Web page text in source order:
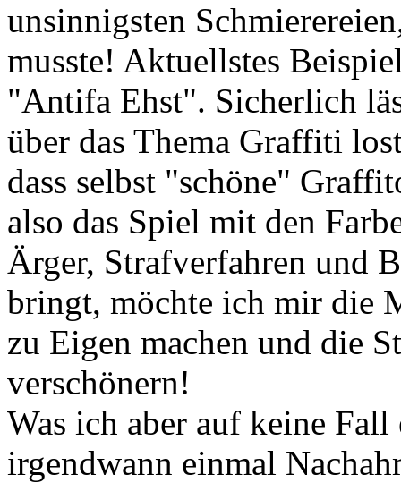
unsinnigsten
musste! Aktuellstes
"Antifa Ehst". Sicherlich
über das Thema Graffiti
dass selbst "schöne"
also das Spiel mit den
Ärger, Strafverfahren und
bringt, möchte ich mir die
zu Eigen machen und die
verschönern!
Was ich aber auf keine
irgendwann einmal